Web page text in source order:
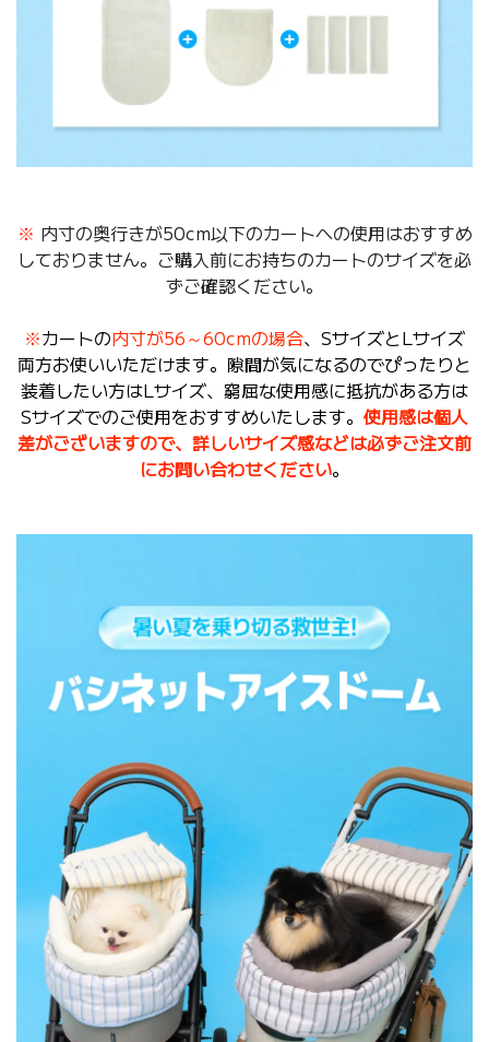
※ 内寸の奥行きが50cm以下のカートへの使用はおすすめ
しておりません。 ご購入前にお持ちのカートのサイズを必
ずご確認ください。
※カートの内寸が56～60cmの場合、SサイズとLサイズ
両方お使いいただけます。隙間が気になるのでぴったりと
装着したい方はLサイズ、窮屈な使用感に抵抗がある方は
Sサイズでのご使用をおすすめいたします。 使用感は個人
差がございますので、詳しいサイズ感などは必ずご注文前
にお問い合わせください。